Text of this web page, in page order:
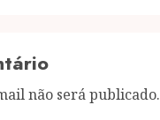
não será publicado.